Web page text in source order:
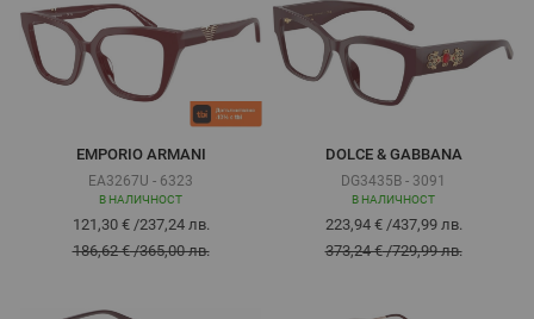
EMPORIO ARMANI
EA3267U - 6323
В НАЛИЧНОСТ
121,30 €/237,24 лв.
186,62 €/365,00 лв.
DOLCE & GABBANA
DG3435B - 3091
В НАЛИЧНОСТ
223,94 €/437,99 лв.
373,24 €/729,99 лв.